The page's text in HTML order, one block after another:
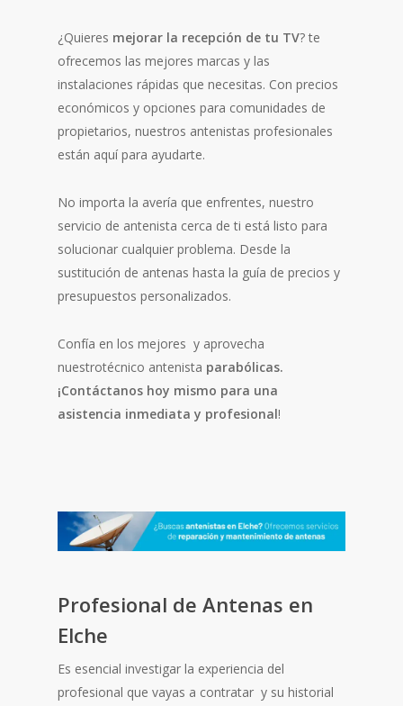
¿Quieres mejorar la recepción de tu TV? te
ofrecemos las mejores marcas y las
instalaciones rápidas que necesitas. Con precios
económicos y opciones para comunidades de
propietarios, nuestros antenistas profesionales
están aquí para ayudarte.
No importa la avería que enfrentes, nuestro
servicio de antenista cerca de ti está listo para
solucionar cualquier problema. Desde la
sustitución de antenas hasta la guía de precios y
presupuestos personalizados.
Confía en los mejores y aprovecha
nuestrotécnico antenista parabólicas.
¡Contáctanos hoy mismo para una
asistencia inmediata y profesional!
Profesional de Antenas en
Elche
Es esencial investigar la experiencia del
profesional que vayas a contratar y su historial